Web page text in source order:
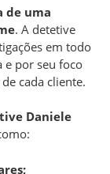
de uma
. A detetive
em todo
e por seu foco
cada cliente.
Daniele